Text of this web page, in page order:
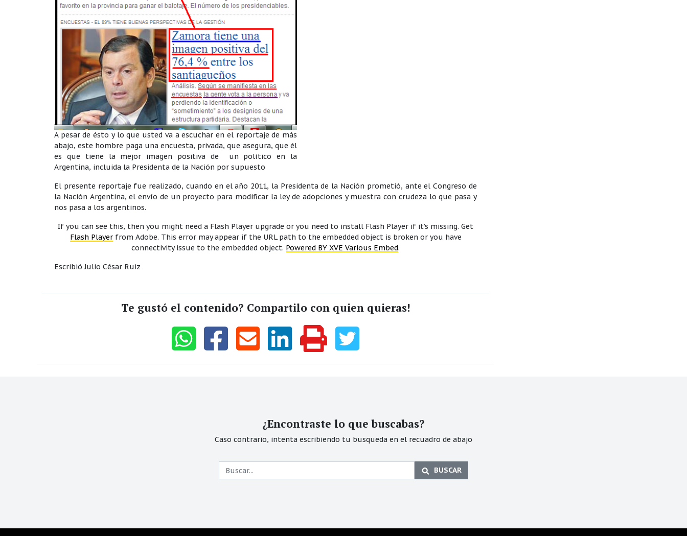
A pesar de ésto y lo que usted va a escuchar en el reportaje de más
abajo, este hombre paga una encuesta, privada, que asegura, que él
es que tiene la mejor imagen positiva de un político en la
Argentina, incluida la Presidenta de la Nación por supuesto
El presente reportaje fue realizado, cuando en el año 2011, la Presidenta de la Nación prometió, ante el Congreso de
la Nación Argentina, el envío de un proyecto para modificar la ley de adopciones y muestra con crudeza lo que pasa y
nos pasa a los argentinos.
If you can see this, then you might need a Flash Player upgrade or you need to install Flash Player if it’s missing. Get
Flash Playerfrom Adobe. This error may appear if the URL path to the embedded object is broken or you have
connectivity issue to the embedded object. Powered BY XVE Various Embed.
Escribió Julio César Ruiz
Te gustó el contenido? Compartilo con quien quieras!
¿Encontraste lo que buscabas?
Caso contrario, intenta escribiendo tu busqueda en el recuadro de abajo
BUSCAR